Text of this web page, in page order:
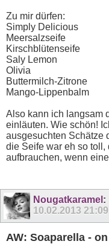
Zu mir dürfen:
Simply Delicious
Meersalzseife
Kirschblütenseife
Saly Lemon
Olivia
Buttermilch-Zitrone
Mango-Lippenbalm
Also kann ich langsam
einläuten. Wie schön!
ausgesuchten Schätze
die Seife war eh so toll,
aufbrauchen, wenn
Nougatkaramel :
10.02.2013 21:09
AW: Soaparella -